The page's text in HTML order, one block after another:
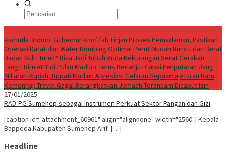
Karhutla Bromo: Gubernur Khofifah Tinjau Proses Pemadaman, Pastikan
Operasi Darat dan Water Bombing OptimalPerut Mudah Buncit dan Berat
Badan Sulit Turun? Bisa Jadi Tubuh Anda Kekurangan SeratGerakan
Langit Biru AHY di Pulau Madura Terus BerlanjutCapai Perputaran Uang
Miliaran Rupiah, Bupati Madiun Apresiasi Gelaran Sepasma Aturan Baru
Kemenhaj: Travel Gagal Berangkatkan Jemaah Terancam Dicabut Izin
27/01/2025
RAD-PG Sumenep sebagai Instrumen Perkuat Sektor Pangan dan Gizi
[caption id="attachment_60961" align="alignnone" width="2560"] Kepala
Bappeda Kabupaten Sumenep Arif […]
Headline